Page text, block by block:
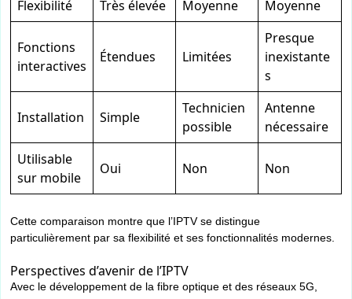
Flexibilité
Très élevée Moyenne Moyenne
Fonctions
interactives
Étendues Limitées
Presque
inexistante
s
Installation Simple
Technicien
possible
Antenne
nécessaire
Utilisable
sur mobile
Oui Non Non
Cette comparaison montre que l’IPTV se distingue
particulièrement par sa flexibilité et ses fonctionnalités modernes.
Perspectives d’avenir de l’IPTV
Avec le développement de la fibre optique et des réseaux 5G,